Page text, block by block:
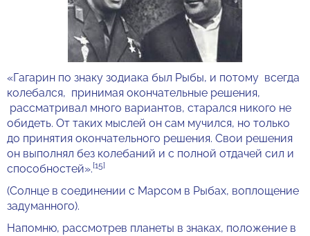
«Гагарин по знаку зодиака был Рыбы, и потому всегда
колебался, принимая окончательные решения,
рассматривал много вариантов, старался никого не
обидеть. От таких мыслей он сам мучился, но только
до принятия окончательного решения. Свои решения
он выполнял без колебаний и с полной отдачей сил и
способностей».[15]
(Солнце в соединении с Марсом в Рыбах, воплощение
задуманного).
Напомню, рассмотрев планеты в знаках, положение в